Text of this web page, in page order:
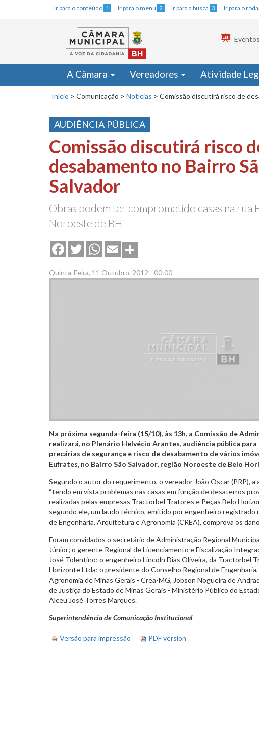
Ir para o conteúdo 1 Ir para o menu 2 Ir para a busca 3 Ir para o
Eventos
A Câmara Vereadores Atividade
Início > Comunicação > Notícias > Comissão discutirá risco de
AUDIÊNCIA PÚBLICA
Comissão discutirá risco
desabamento no Bairro
Salvador
Obras podem ter comprometido casas na rua
Noroeste de BH
FacebookTwitterWhatsApp
Email
Quinta-Feira, 11 Outubro, 2012 - 00:00
Na próxima segunda-feira (15/10), às 13h, a Comissão de
realizará, no Plenário Helvécio Arantes, audiência pública
precárias de segurança e risco de desabamento de vários
Eufrates, no Bairro São Salvador, região Noroeste de Belo
Segundo o autor do requerimento, o vereador João Oscar (PRP),
“tendo em vista problemas nas casas em função de desaterros
realizadas pelas empresas Tractorbel Tratores e Peças Belo
segundo ele, um laudo técnico, emitido por engenheiro registrado
de Engenharia, Arquitetura e Agronomia (CREA), comprova os
Foram convidados o secretário de Administração Regional
Júnior; o gerente Regional de Licenciamento e Fiscalização
José Tolentino; o engenheiro Lincoln Dias Oliveira, da Tractorbel
Horizonte Ltda; o presidente do Conselho Regional de
Agronomia de Minas Gerais - Crea-MG, Jobson Nogueira de
de Justiça do Estado de Minas Gerais - Ministério Público do
Alceu José Torres Marques.
Superintendência de Comunicação Institucional
Versão para impressão PDF version